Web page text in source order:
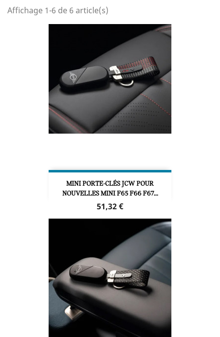
Affichage 1-6 de 6 article(s)
MINI PORTE-CLÉS JCW POUR
NOUVELLES MINI F65 F66 F67...
Prix
51,32 €